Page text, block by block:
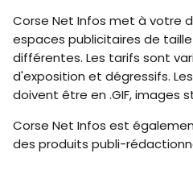
Corse Net Infos met à votre
espaces publicitaires de
différentes. Les tarifs sont
d'exposition et dégressifs.
doivent être en .GIF, images
Corse Net Infos est
des produits publi-